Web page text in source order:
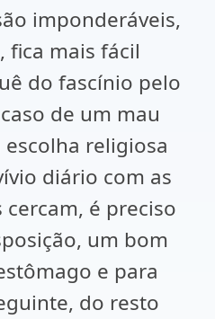
imponderáveis,
fica mais fácil
do fascínio pelo
de um mau
religiosa
diário com as
é preciso
um bom
e para
do resto